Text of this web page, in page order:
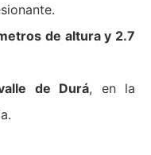
de altura y 2.7
de Durá, en la